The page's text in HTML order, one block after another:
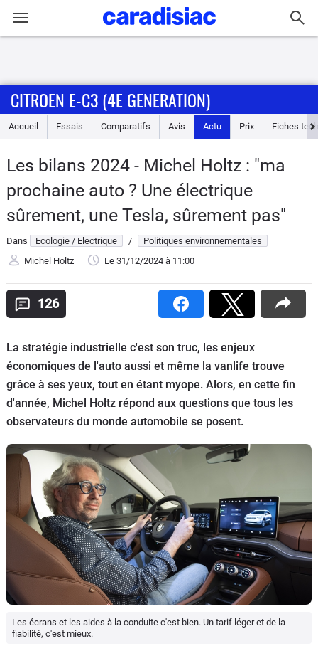
Accueil
Essais
Guide
d'achat
Electriques
Utilitaires
Auto
Services
Forum
Moto
Marques
CITROEN E-C3 (4E GENERATION)
Accueil Essais Comparatifs Avis Actu Prix Fiches
Les bilans 2024 - Michel Holtz : "ma
prochaine auto ? Une électrique
sûrement, une Tesla, sûrement pas"
Dans Ecologie / Electrique /
Politiques environnementales
Michel Holtz
Le 31/12/2024 à 11:00
126
La stratégie industrielle c'est son truc, les enjeux
économiques de l'auto aussi et même la vanlife trouve
grâce à ses yeux, tout en étant myope. Alors, en cette fin
d'année, Michel Holtz répond aux questions que tous les
observateurs du monde automobile se posent.
Les écrans et les aides à la conduite c'est bien. Un tarif léger et de la
fiabilité, c'est mieux.